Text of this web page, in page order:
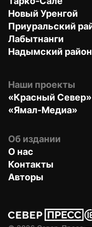
Новый Уренгой
Приуральский
Лабытнанги
Надымский район
Наши проекты
«Красный Север»
«Ямал-Медиа»
Об издании
О нас
Контакты
Авторы